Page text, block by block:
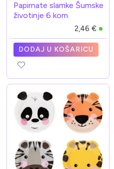
Papirnate slamke Šumske
životinje 6 kom.
2,46 €
DODAJ U KOŠARICU